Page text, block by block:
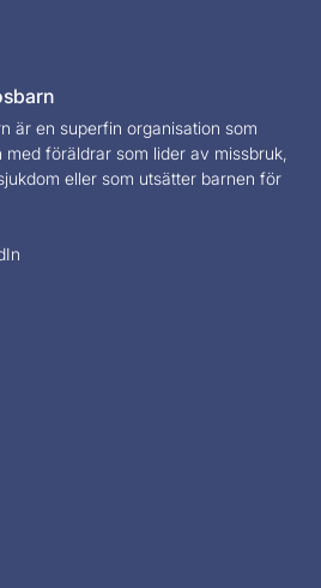
är en superfin organisation som
med föräldrar som lider av missbruk,
eller som utsätter barnen för